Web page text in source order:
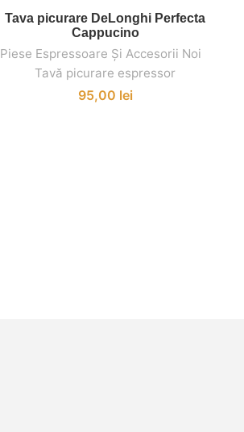
ADAUGĂ ÎN COȘ
Tava picurare DeLonghi Perfecta
Cappucino
Piese Espressoare Și Accesorii Noi
Tavă picurare espressor
95,00 lei